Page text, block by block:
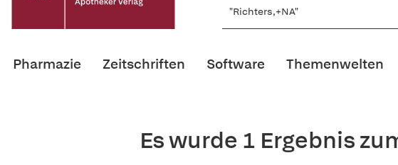
Pharmazie Zeitschriften Software Themenwelten
Es wurde 1 Ergebnis